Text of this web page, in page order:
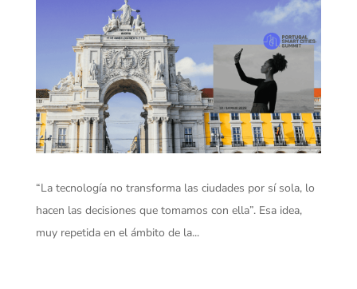
“La tecnología no transforma las ciudades por sí sola, lo
hacen las decisiones que tomamos con ella”. Esa idea,
muy repetida en el ámbito de la...